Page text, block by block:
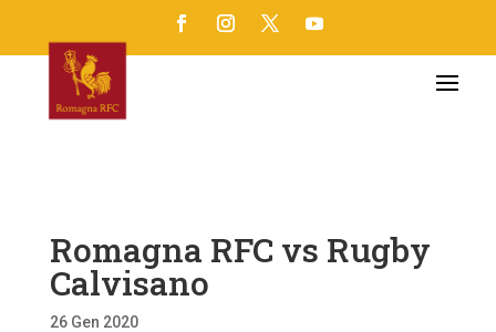
Romagna RFC vs Rugby
Calvisano
26 Gen 2020